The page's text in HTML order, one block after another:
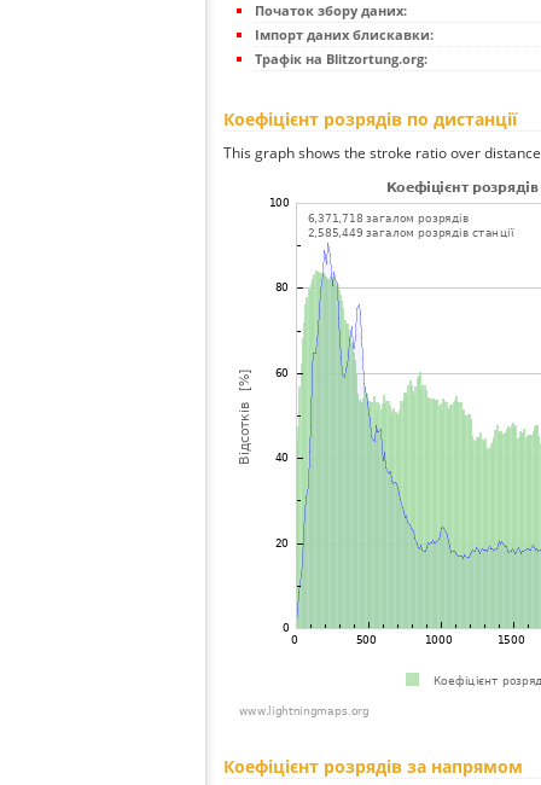
Початок збору даних:
Імпорт даних блискавки:
Трафік на Blitzortung.org:
Коефіцієнт розрядів по дистанції
This graph shows the stroke ratio over
Коефіцієнт розрядів за напрямом